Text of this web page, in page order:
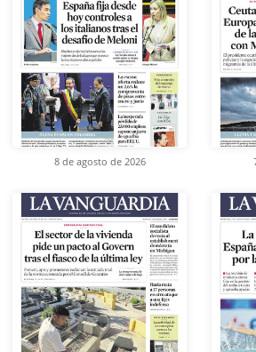
8 de agosto de 2026